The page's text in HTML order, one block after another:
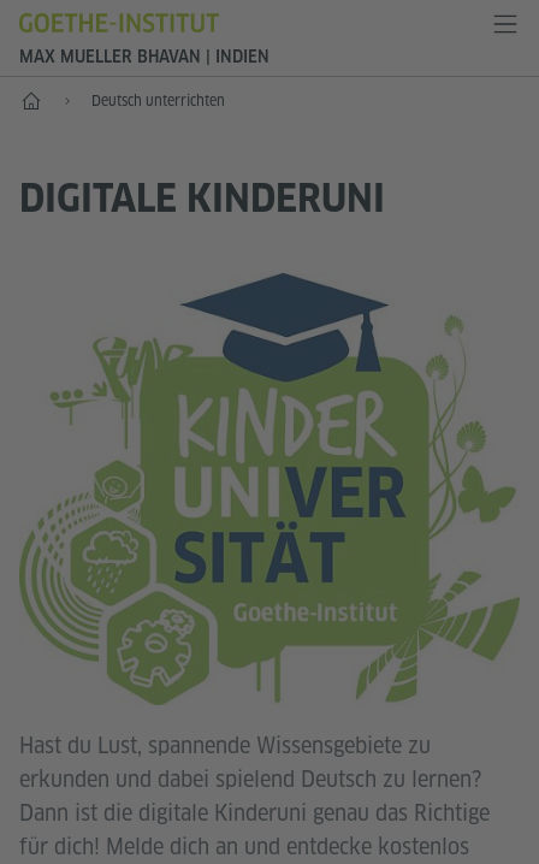
MAX MUELLER BHAVAN | INDIEN
Start Deutsch unterrichten
DIGITALE KINDERUNI
Hast du Lust, spannende Wissensgebiete zu
erkunden und dabei spielend Deutsch zu lernen?
Dann ist die digitale Kinderuni genau das Richtige
für dich! Melde dich an und entdecke kostenlos